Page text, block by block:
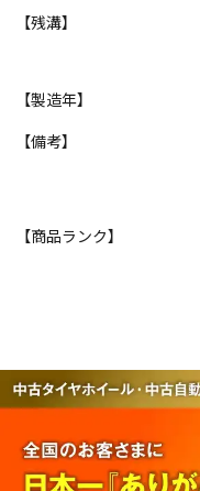
【残溝】
【製造年】
【備考】
【商品ランク】